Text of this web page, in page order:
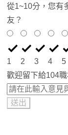
從1~10分，您有
友？
1 2 3 4 5
歡迎留下給104
送出